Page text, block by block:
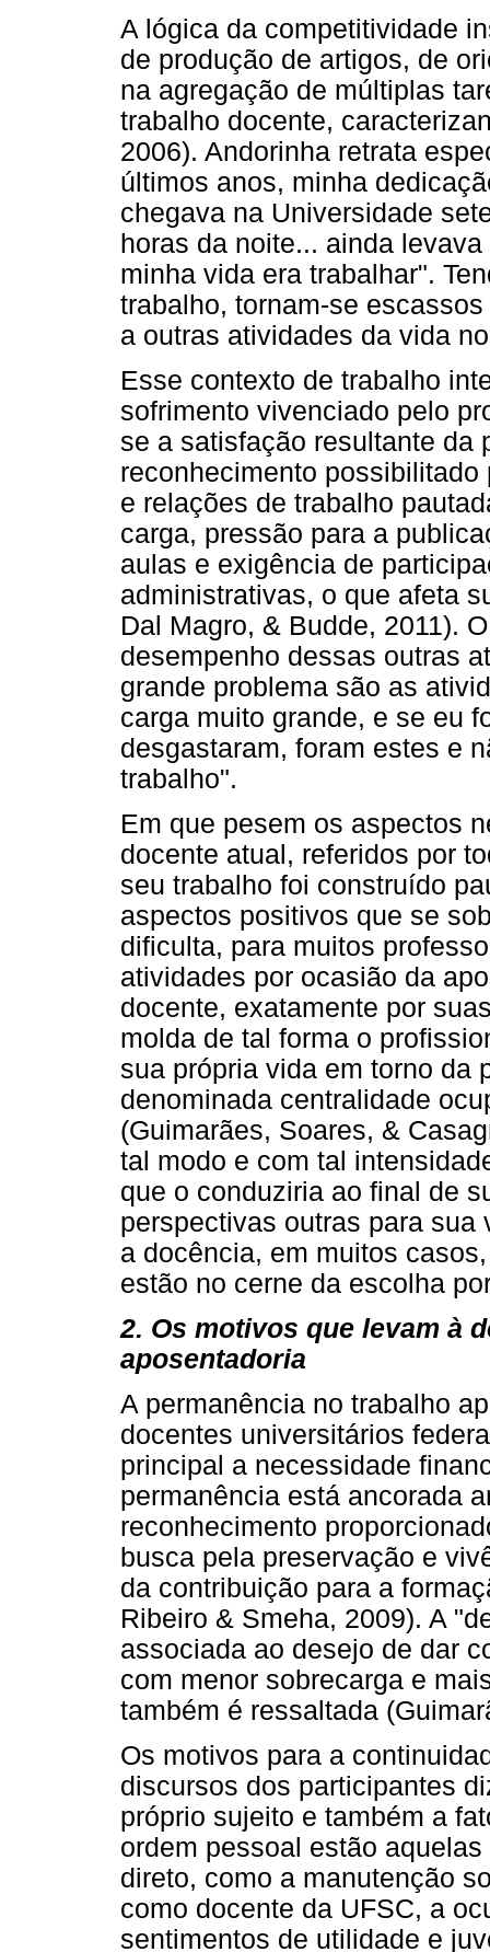
A lógica da competitividade
de produção de artigos, de
na agregação de múltiplas
trabalho docente,
2006). Andorinha retrata
últimos anos, minha
chegava na Universidade
horas da noite... ainda
minha vida era trabalhar".
trabalho, tornam-se
a outras atividades da vida
Esse contexto de trabalho
sofrimento vivenciado pelo
se a satisfação resultante da
reconhecimento
e relações de trabalho
carga, pressão para a
aulas e exigência de
administrativas, o que afeta
Dal Magro, & Budde, 2011).
desempenho dessas outras
grande problema são as
carga muito grande, e se eu
desgastaram, foram estes e
trabalho".
Em que pesem os aspectos
docente atual, referidos por
seu trabalho foi construído
aspectos positivos que se
dificulta, para muitos
atividades por ocasião da
docente, exatamente por
molda de tal forma o
sua própria vida em torno da
denominada centralidade
(Guimarães, Soares, &
tal modo e com tal
que o conduziria ao final de
perspectivas outras para sua
a docência, em muitos
estão no cerne da escolha
2. Os motivos que levam à
aposentadoria
A permanência no trabalho
docentes universitários
principal a necessidade
permanência está ancorada
reconhecimento
busca pela preservação e
da contribuição para a
Ribeiro & Smeha, 2009). A
associada ao desejo de dar
com menor sobrecarga e
também é ressaltada
Os motivos para a
discursos dos participantes
próprio sujeito e também a
ordem pessoal estão
direto, como a manutenção
como docente da UFSC, a
sentimentos de utilidade e